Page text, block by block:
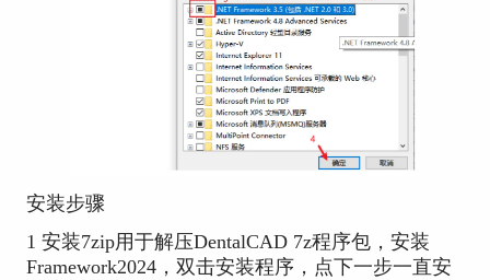
安装步骤
1 安装7zip用于解压DentalCAD 7z程序包，安装
Framework2024，双击安装程序，点下一步一直安